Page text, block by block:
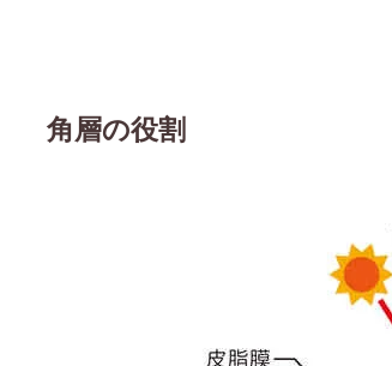
角層の役割